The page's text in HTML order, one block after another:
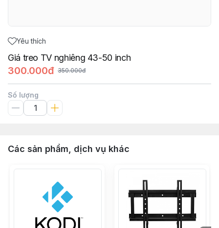
Yêu thích
Giá treo TV nghiêng 43-50 inch
300.000đ 350.000đ
Số lượng
Các sản phẩm, dịch vụ khác